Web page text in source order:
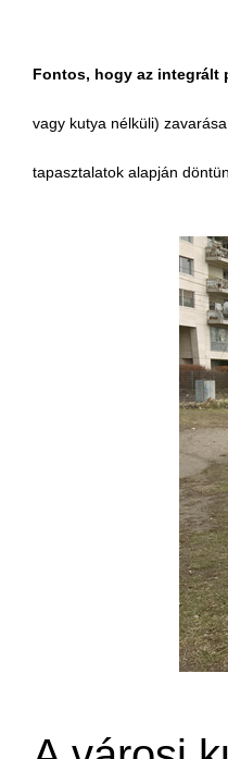
Fontos, hogy az integrált
vagy kutya nélküli)
tapasztalatok alapján